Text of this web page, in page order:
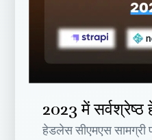
2023 में
हेडलेस सीएमएस सामग्री